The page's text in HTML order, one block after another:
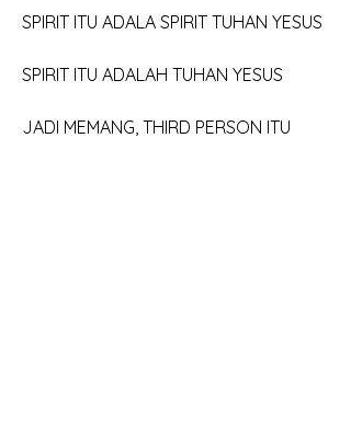
SPIRIT ITU ADALA SPIRIT TUHAN YESUS
SPIRIT ITU ADALAH TUHAN YESUS
JADI MEMANG, THIRD PERSON ITU